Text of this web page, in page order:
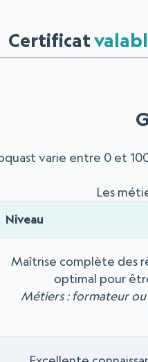
Certificat
varie entre 0 et
Les
Niveau
Maîtrise complète des
optimal pour
Métiers : formateur